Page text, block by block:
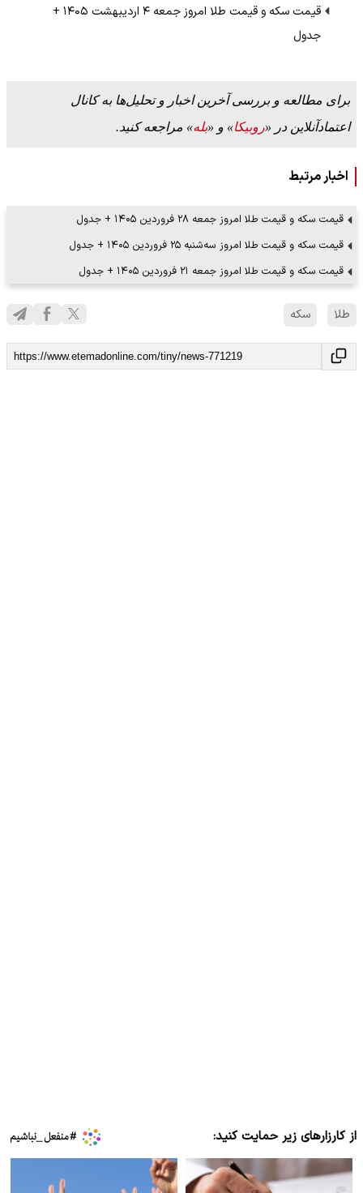
قیمت سکه و قیمت طلا امروز جمعه ۴ اردیبهشت ۱۴۰۵ +
جدول
برای مطالعه و بررسی آخرین اخبار و تحلیل‌ها به کانال
اعتمادآنلاین در «روبیکا» و «بله» مراجعه کنید.
اخبار مرتبط
قیمت سکه و قیمت طلا امروز جمعه ۲۸ فروردین ۱۴۰۵ + جدول
قیمت سکه و قیمت طلا امروز سه‌شنبه ۲۵ فروردین ۱۴۰۵ + جدول
قیمت سکه و قیمت طلا امروز جمعه ۲۱ فروردین ۱۴۰۵ + جدول
طلا سکه
از کارزارهای زیر حمایت کنید: